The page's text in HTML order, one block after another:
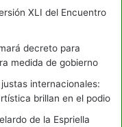
XLI del Encuentro
decreto para
medida de gobierno
internacionales:
brillan en el podio
de la Espriella